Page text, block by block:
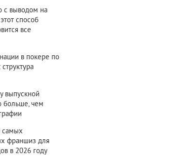
с выводом на
способ
все
в покере по
выпускной
больше, чем
самых
франшиз для
в 2026 году